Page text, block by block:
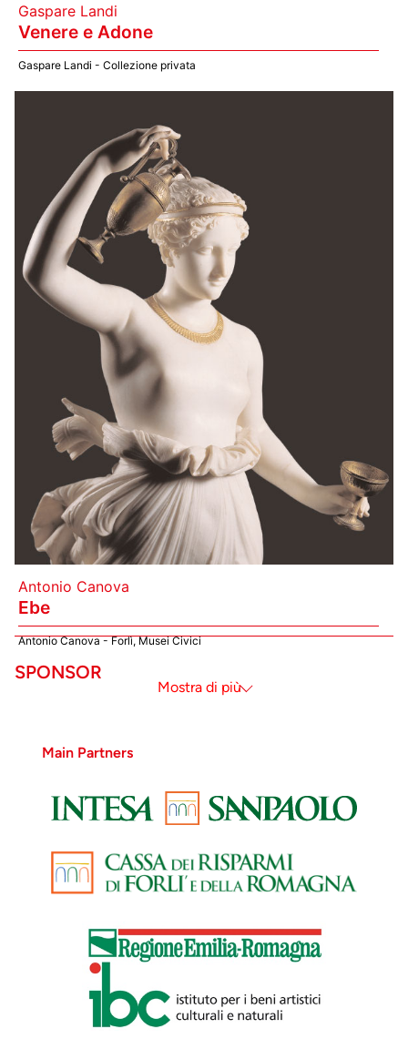
Gaspare Landi
Venere e Adone
Gaspare Landi - Collezione privata
Antonio Canova
Ebe
Antonio Canova - Forlì, Musei Civici
Antonio
Canova
Psiche
stanti
San Pietroburgo,
Mostra di più
Mostra meno
SPONSOR
Main Partners